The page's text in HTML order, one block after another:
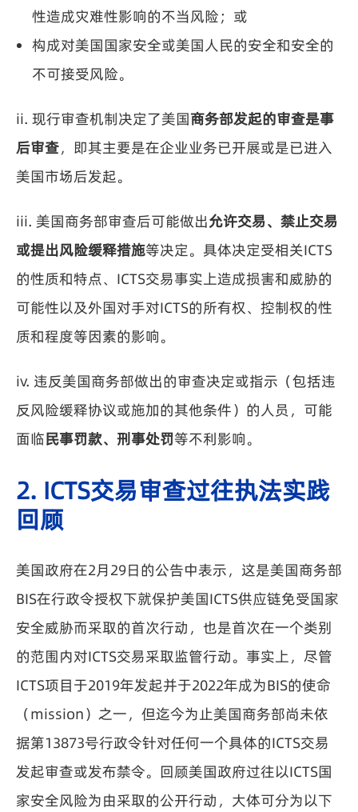
性造成灾难性影响的不当风险；或
构成对美国国家安全或美国人民的安全和安全的
不可接受风险。
ii. 现行审查机制决定了美国商务部发起的审查是事
后审查，即其主要是在企业业务已开展或是已进入
美国市场后发起。
iii. 美国商务部审查后可能做出允许交易、禁止交易
或提出风险缓释措施等决定。具体决定受相关ICTS
的性质和特点、ICTS交易事实上造成损害和威胁的
可能性以及外国对手对ICTS的所有权、控制权的性
质和程度等因素的影响。
iv. 违反美国商务部做出的审查决定或指示（包括违
反风险缓释协议或施加的其他条件）的人员，可能
面临民事罚款、刑事处罚等不利影响。
2. ICTS交易审查过往执法实践
回顾
美国政府在2月29日的公告中表示，这是美国商务部
BIS在行政令授权下就保护美国ICTS供应链免受国家
安全威胁而采取的首次行动，也是首次在一个类别
的范围内对ICTS交易采取监管行动。事实上，尽管
ICTS项目于2019年发起并于2022年成为BIS的使命
（mission）之一，但迄今为止美国商务部尚未依
据第13873号行政令针对任何一个具体的ICTS交易
发起审查或发布禁令。回顾美国政府过往以ICTS国
家安全风险为由采取的公开行动，大体可分为以下